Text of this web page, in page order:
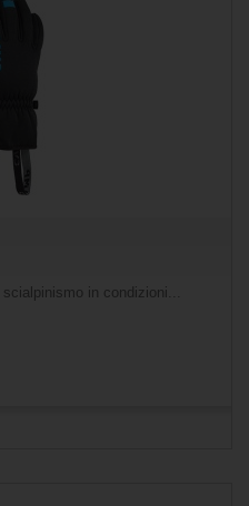
in condizioni...